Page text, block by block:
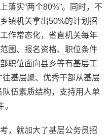
落实“两个80%”。同时，不
镇机关拿出50%的计划招
作常态化，省直机关每年
围、报名资格、职位条件
职位面向县乡等有基层工
基层聚、优秀干部从基层
队伍素质结构，支持用人单
。
，就加大了基层公务员招